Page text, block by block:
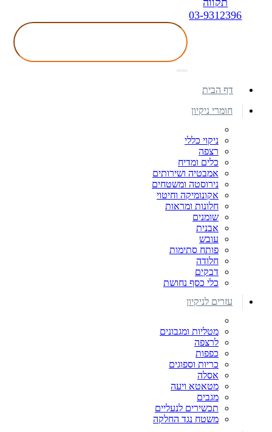
תקווה
03-9312396
דף הבית
חומרי ניקיון
ניקוי כללי
רצפה
כלים ומדיח
אמבטיה ושירותים
נירוסטה ומשטחים
אקונומיקה וחיטוי
חלונות ומראות
שומנים
אבנית
עובש
פותח סתימות
חלודה
דבקים
כלי כסף נחושת
עזרים לניקיון
מטליות ומגבונים
לרצפה
כפפות
כריות וספוגים
אסלה
מטאטא ויעה
מגבים
תכשירים לנעליים
משטח נגד החלקה